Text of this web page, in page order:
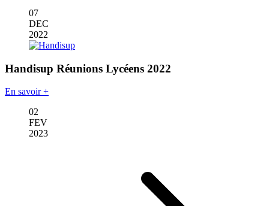
07
DEC
2022
Handisup Réunions Lycéens 2022
En savoir +
02
FEV
2023